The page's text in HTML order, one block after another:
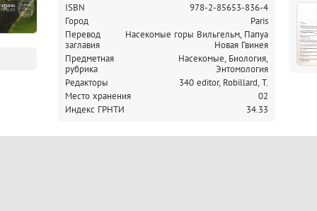
ISBN
978-2-85653-836-4
Город
Paris
Перевод
заглавия
Насекомые горы Вильгельм, Папуа
Новая Гвинея
Предметная
рубрика
Насекомые, Биология,
Энтомология
Редакторы
340 editor, Robillard, T.
Место хранения
02
Индекс ГРНТИ
34.33